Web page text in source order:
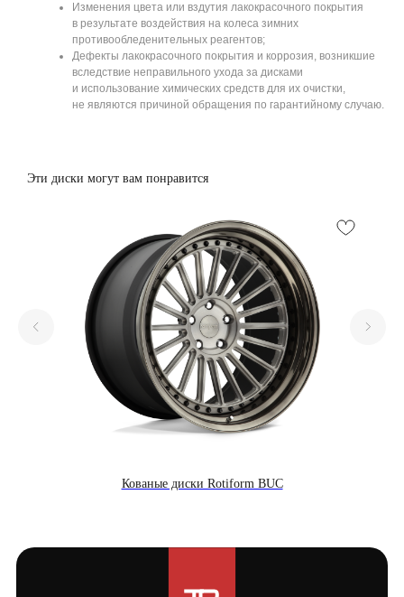
Изменения цвета или вздутия лакокрасочного покрытия
в результате воздействия на колеса зимних
противообледенительных реагентов;
Дефекты лакокрасочного покрытия и коррозия, возникшие
вследствие неправильного ухода за дисками
и использование химических средств для их очистки,
не являются причиной обращения по гарантийному случаю.
Эти диски могут вам понравится
Кованые диски Rotiform BUC